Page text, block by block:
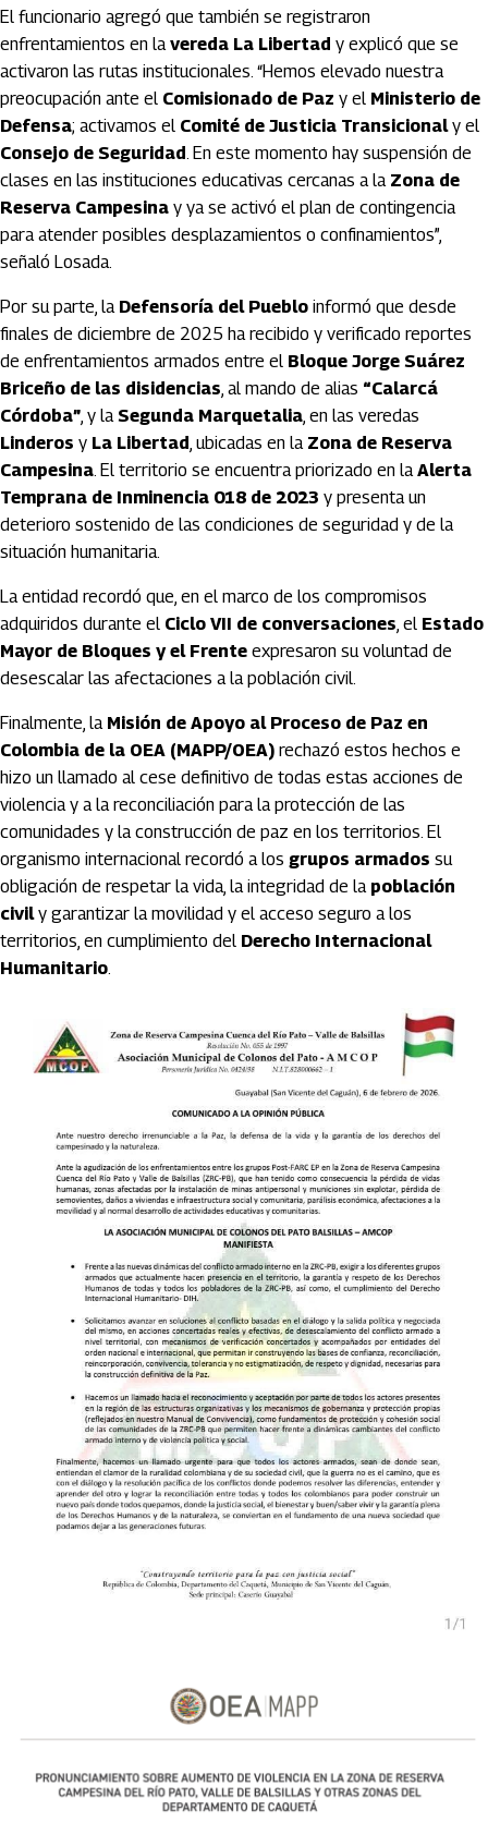
El funcionario agregó que también se registraron
enfrentamientos en lavereda La Libertad y explicó que se
activaron las rutas institucionales. “Hemos elevado nuestra
preocupación ante el Comisionado de Paz y el Ministerio de
Defensa; activamos el Comité de Justicia Transicionaly el
Consejo de Seguridad. En este momento hay suspensión de
clases en las instituciones educativas cercanas a la Zona de
Reserva Campesina y ya se activó el plan de contingencia
para atender posibles desplazamientos o confinamientos”,
señaló Losada.
Por su parte, la Defensoría del Pueblo informó que desde
finales de diciembre de 2025 ha recibido y verificado reportes
de enfrentamientos armados entre el Bloque Jorge Suárez
Briceño de las disidencias, al mando de alias “Calarcá
Córdoba”, y laSegunda Marquetalia, en las veredas
Linderos y La Libertad, ubicadas en la Zona de Reserva
Campesina. El territorio se encuentra priorizado en laAlerta
Temprana de Inminencia 018 de 2023 y presenta un
deterioro sostenido de las condiciones de seguridad y de la
situación humanitaria.
La entidad recordó que, en el marco de los compromisos
adquiridos durante el Ciclo VII de conversaciones, el Estado
Mayor de Bloques y el Frente expresaron su voluntad de
desescalar las afectaciones a la población civil.
Finalmente, la Misión de Apoyo al Proceso de Paz en
Colombia de la OEA (MAPP/OEA) rechazó estos hechos e
hizo un llamado al cese definitivo de todas estas acciones de
violencia y a la reconciliación para la protección de las
comunidades y la construcción de paz en los territorios. El
organismo internacional recordó a los grupos armados su
obligación de respetar la vida, la integridad de la población
civily garantizar la movilidad y el acceso seguro a los
territorios, en cumplimiento del Derecho Internacional
Humanitario.